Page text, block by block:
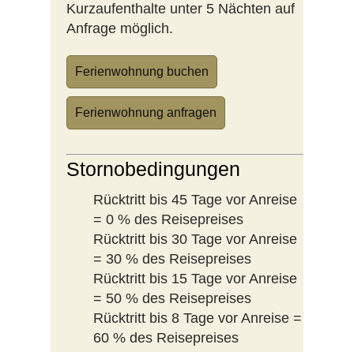
Kurzaufenthalte unter 5 Nächten auf
Anfrage möglich.
Ferienwohnung buchen
Ferienwohnung anfragen
Stornobedingungen
Rücktritt bis 45 Tage vor Anreise
= 0 % des Reisepreises
Rücktritt bis 30 Tage vor Anreise
= 30 % des Reisepreises
Rücktritt bis 15 Tage vor Anreise
= 50 % des Reisepreises
Rücktritt bis 8 Tage vor Anreise =
60 % des Reisepreises